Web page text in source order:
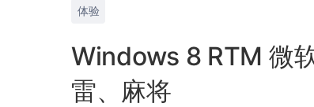
体验
Windows 8 RTM 微
雷、麻将